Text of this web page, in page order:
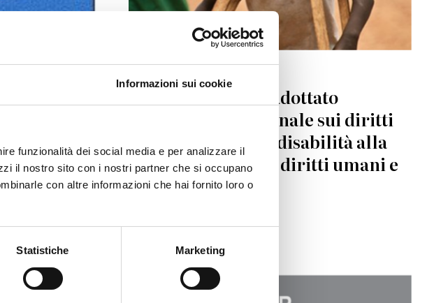
Informazioni sui cookie
funzionalità dei social media e per analizzare il
il nostro sito con i nostri partner che si occupano
con altre informazioni che hai fornito loro o
Statistiche Marketing
del
(CERD),
Unione Africana: adottato
Protocollo addizionale sui diritti
delle persone con disabilità alla
Carta Africana dei diritti umani e
dei popoli
16.02.2018